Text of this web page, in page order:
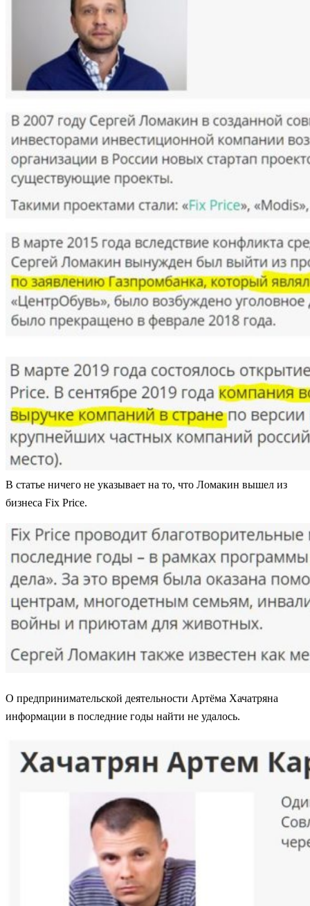
В статье ничего не указывает на то, что Ломакин вышел из
бизнеса Fix Price.
О предпринимательской деятельности Артёма Хачатряна
информации в последние годы найти не удалось.